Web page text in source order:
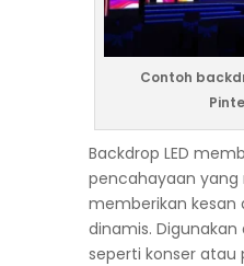
Contoh
Backdrop LED
pencahayaan yang
memberikan kesan
dinamis.
seperti konser atau